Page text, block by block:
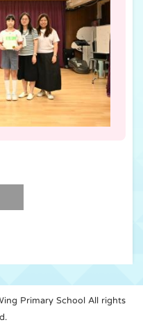
Primary School All rights